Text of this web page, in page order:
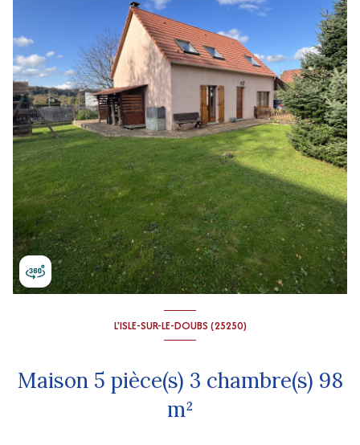
L'ISLE-SUR-LE-DOUBS (25250)
Maison 5 pièce(s) 3 chambre(s) 98
m²